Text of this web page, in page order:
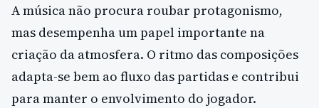
A música não procura roubar protagonismo,
mas desempenha um papel importante na
criação da atmosfera. O ritmo das composições
adapta-se bem ao fluxo das partidas e contribui
para manter o envolvimento do jogador.